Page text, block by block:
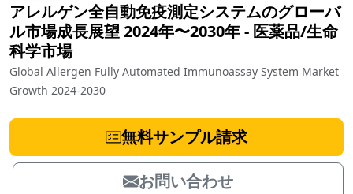
アレルゲン全自動免疫測定システムのグローバ
ル市場成長展望 2024年〜2030年‐ 医薬品/生命
科学市場
Global Allergen Fully Automated Immunoassay System Market
Growth 2024-2030
無料サンプル請求
お問い合わせ